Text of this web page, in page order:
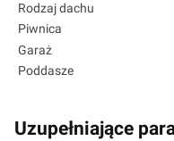
Rodzaj dachu
Piwnica
Garaż
Poddasze
Uzupełniające